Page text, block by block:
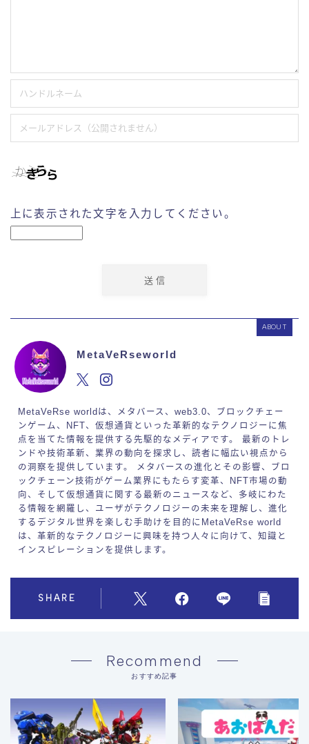
上に表示された文字を入力してください。
ABOUT
MetaVeRseworld
MetaVeRse worldは、メタバース、web3.0、ブロックチェー
ンゲーム、NFT、仮想通貨といった革新的なテクノロジーに焦
点を当てた情報を提供する先駆的なメディアです。 最新のトレ
ンドや技術革新、業界の動向を探求し、読者に幅広い視点から
の洞察を提供しています。 メタバースの進化とその影響、ブロ
ックチェーン技術がゲーム業界にもたらす変革、NFT市場の動
向、そして仮想通貨に関する最新のニュースなど、多岐にわた
る情報を網羅し、ユーザがテクノロジーの未来を理解し、進化
するデジタル世界を楽しむ手助けを目的にMetaVeRse world
は、革新的なテクノロジーに興味を持つ人々に向けて、知識と
インスピレーションを提供します。
SHARE
Recommend
おすすめ記事